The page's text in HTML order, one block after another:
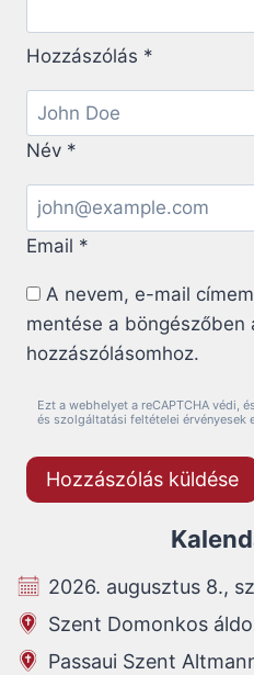
Hozzászólás *
Név *
Email *
A nevem, e-mail
mentése a böngészőben
hozzászólásomhoz.
Ezt a webhelyet a reCAPTCHA védi,
és szolgáltatási feltételei érvényesek
2026. augusztus 8.,
Szent Domonkos
Passaui Szent